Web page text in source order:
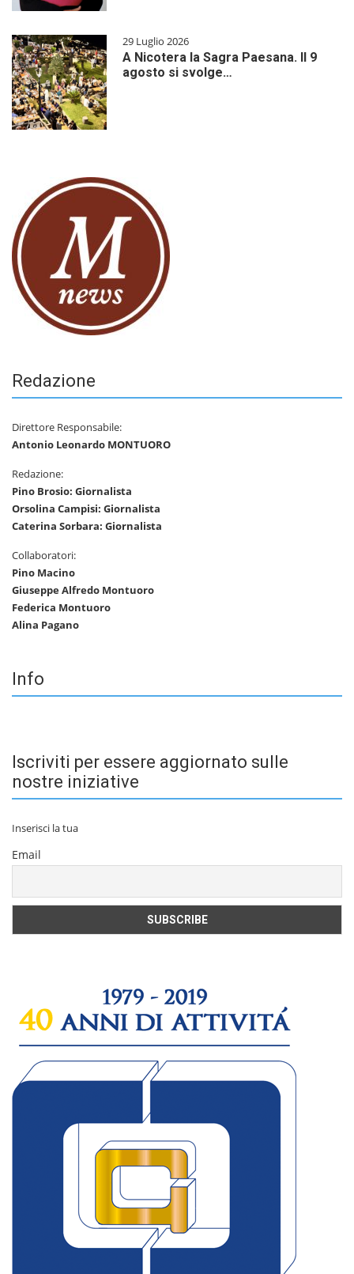
29 Luglio 2026
A Nicotera la Sagra Paesana. Il 9
agosto si svolge…
Redazione
Direttore Responsabile:
Antonio Leonardo MONTUORO
Redazione:
Pino Brosio: Giornalista
Orsolina Campisi: Giornalista
Caterina Sorbara: Giornalista
Collaboratori:
Pino Macino
Giuseppe Alfredo Montuoro
Federica Montuoro
Alina Pagano
Info
Iscriviti per essere aggiornato sulle
nostre iniziative
Inserisci la tua
Email